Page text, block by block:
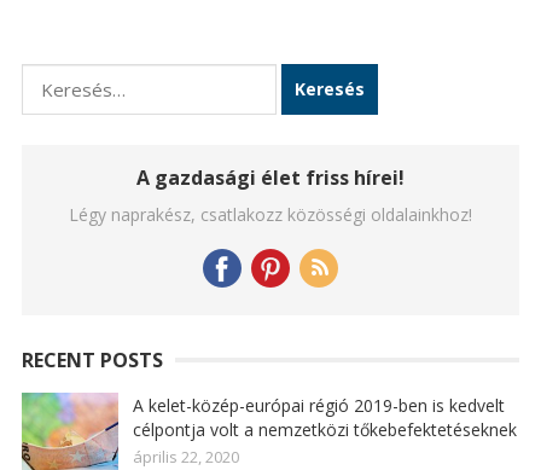
Keresés:
A gazdasági élet friss hírei!
Légy naprakész, csatlakozz közösségi oldalainkhoz!
RECENT POSTS
A kelet-közép-európai régió 2019-ben is kedvelt
célpontja volt a nemzetközi tőkebefektetéseknek
április 22, 2020